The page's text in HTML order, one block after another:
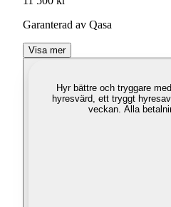
Garanterad av Qasa
Visa mer
Hyr bättre och tryggare
hyresvärd, ett tryggt
veckan. Alla